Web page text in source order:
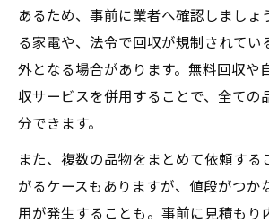
あるため、事前に業者へ確認しましょ
る家電や、法令で回収が規制されてい
外となる場合があります。無料回収や
収サービスを併用することで、全ての
分できます。
また、複数の品物をまとめて依頼する
がるケースもありますが、値段がつか
用が発生することも。事前に見積もり